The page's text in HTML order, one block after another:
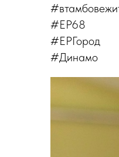
#ЕР68
#ЕРГород
#Динамо